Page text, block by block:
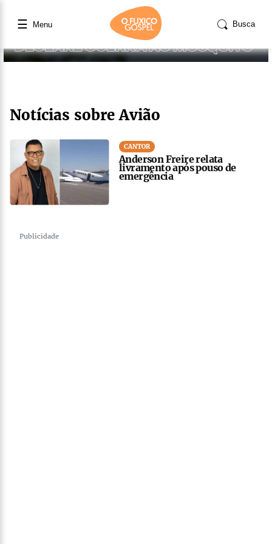
☰ Menu Busca
Notícias sobre Avião
CANTOR
Anderson Freire relata
livramento após pouso de
emergência
Publicidade